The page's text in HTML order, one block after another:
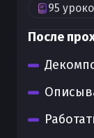
95
После